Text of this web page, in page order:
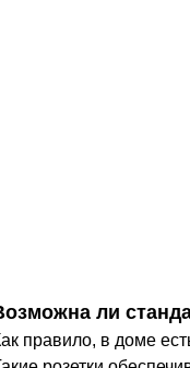
ли
правило, в доме